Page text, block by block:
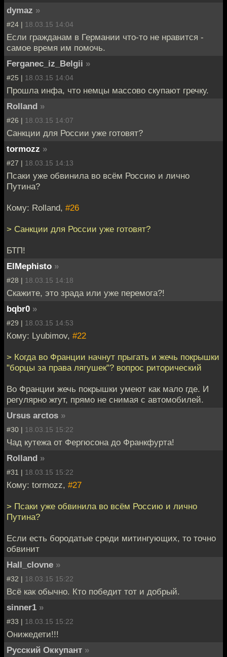
dymaz »
#24 | 18.03.15 14:04
Если гражданам в Германии что-то не нравится -
самое время им помочь.
Ferganec_iz_Belgii »
#25 | 18.03.15 14:04
Прошла инфа, что немцы массово скупают гречку.
Rolland »
#26 | 18.03.15 14:07
Санкции для России уже готовят?
tormozz »
#27 | 18.03.15 14:13
Псаки уже обвинила во всём Россию и лично
Путина?
Кому: Rolland, #26
> Санкции для России уже готовят?
БТП!
ElMephisto »
#28 | 18.03.15 14:18
Скажите, это зрада или уже перемога?!
bqbr0 »
#29 | 18.03.15 14:53
Кому: Lyubimov, #22
> Когда во Франции начнут прыгать и жечь покрышки
"борцы за права лягушек"? вопрос риторический
Во Франции жечь покрышки умеют как мало где. И
регулярно жгут, прямо не снимая с автомобилей.
Ursus arctos »
#30 | 18.03.15 15:22
Чад кутежа от Фергюсона до Франкфурта!
Rolland »
#31 | 18.03.15 15:22
Кому: tormozz, #27
> Псаки уже обвинила во всём Россию и лично
Путина?
Если есть бородатые среди митингующих, то точно
обвинит
Hall_clovne »
#32 | 18.03.15 15:22
Всё как обычно. Кто победит тот и добрый.
sinner1 »
#33 | 18.03.15 15:22
Онижедети!!!
Русский Оккупант »